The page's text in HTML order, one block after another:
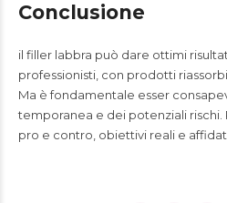
Conclusione
il filler labbra può dare ottimi
professionisti, con prodotti
Ma è fondamentale esser
temporanea e dei potenziali rischi.
pro e contro, obiettivi reali e